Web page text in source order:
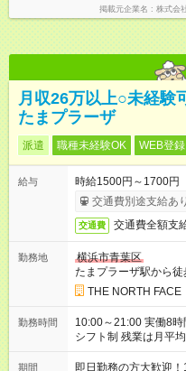
掲載元企業名 株式会
月収26万以上○未経験
たまプラーザ
派遣 職種未経験OK WEB登
給与
時給1500円～1700
交通費別途支給あり
交通費 交通費全額支
勤務地
横浜市青葉区
たまプラーザ駅から徒
THE NORTH FACE
勤務時間
10:00～21:00 実働8時間、休憩1.5h※店舗の営業時間に合わせた
シフト制 残業は月平
20:30 [3]12:00-21:30
期間 即日勤務の方大歓迎